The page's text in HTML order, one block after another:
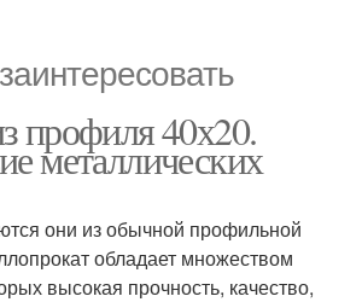
профиля 40х20.
металлических
они из обычной профильной
обладает множеством
высокая прочность, качество,